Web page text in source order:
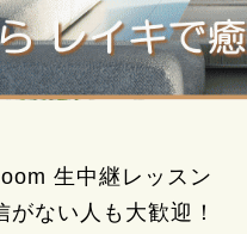
生中継レッスン
がない人も大歓迎！